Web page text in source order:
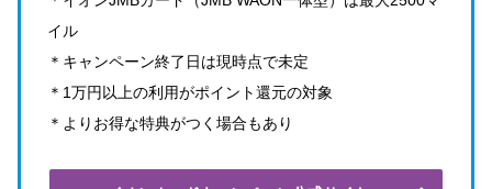
イル
＊キャンペーン終了日は現時点で未定
＊1万円以上の利用がポイント還元の対象
＊よりお得な特典がつく場合もあり